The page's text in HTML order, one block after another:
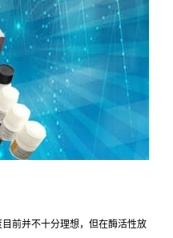
前并不十分理想，但在酶活性放